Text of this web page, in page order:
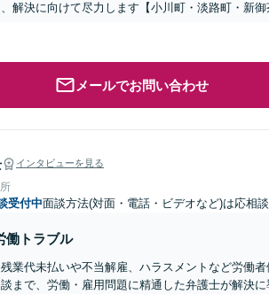
解決に向けて尽力します【小川町・淡路町・新
メールでお問い合わせ
インタビューを見る
受付中面談方法(対面・電話・ビデオなど)は応相談
働トラブル
残業代未払いや不当解雇、ハラスメントなど労働
まで、労働・雇用問題に精通した弁護士が解決